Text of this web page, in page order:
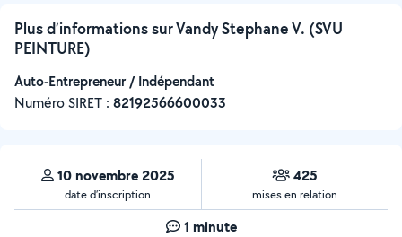
Plus d’informations sur Vandy Stephane V. (SVU
PEINTURE)
Auto-Entrepreneur / Indépendant
Numéro SIRET : ‍82192566600033
10 novembre 2025
date d’inscription
425
mises en relation
1 minute